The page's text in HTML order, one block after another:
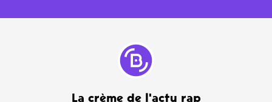
La crème de l'actu rap